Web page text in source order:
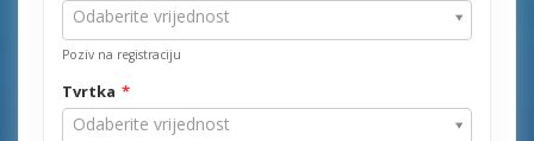
Odaberite vrijednost
Poziv
na
registraciju
Poziv na registraciju
Tvrtka
Odaberite vrijednost
Tvrtka